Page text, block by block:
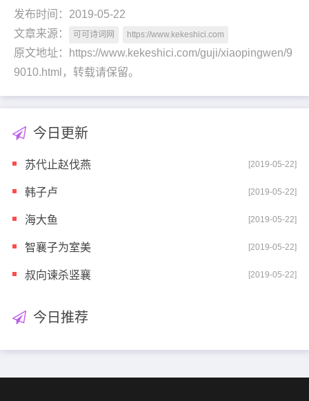
发布时间：2019-05-22
文章来源：
可可诗词网 https://www.kekeshici.com
原文地址：https://www.kekeshici.com/guji/xiaopingwen/9
9010.html，转载请保留。
今日更新
苏代止赵伐燕 [2019-05-22]
韩子卢 [2019-05-22]
海大鱼 [2019-05-22]
智襄子为室美 [2019-05-22]
叔向谏杀竖襄 [2019-05-22]
今日推荐